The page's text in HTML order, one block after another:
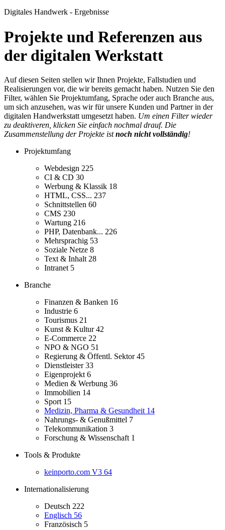
Digitales Handwerk - Ergebnisse
Projekte und Referenzen aus
der digitalen Werkstatt
Auf diesen Seiten stellen wir Ihnen Projekte, Fallstudien und
Realisierungen vor, die wir bereits gemacht haben. Nutzen Sie den
Filter, wählen Sie Projektumfang, Sprache oder auch Branche aus,
um sich anzusehen, was wir für unsere Kunden und Partner in der
digitalen Handwerkstatt umgesetzt haben. Um einen Filter wieder
zu deaktiveren, klicken Sie einfach nochmal drauf. Die
Zusammenstellung der Projekte istnoch nicht vollständig!
Projektumfang
Webdesign 225
CI & CD 30
Werbung & Klassik 18
HTML, CSS... 237
Schnittstellen 60
CMS 230
Wartung 216
PHP, Datenbank... 226
Mehrsprachig 53
Soziale Netze 8
Text & Inhalt 28
Intranet 5
Branche
Finanzen & Banken 16
Industrie 6
Tourismus 21
Kunst & Kultur42
E-Commerce 22
NPO & NGO 51
Regierung & Öffentl. Sektor45
Dienstleister33
Eigenprojekt 6
Medien & Werbung 36
Immobilien 14
Sport 15
Medizin, Pharma & Gesundheit 14
Nahrungs- & Genußmittel 7
Telekommunikation 3
Forschung & Wissenschaft 1
Tools & Produkte
keinporto.com V3 64
Internationalisierung
Deutsch 222
Englisch 56
Französisch 5